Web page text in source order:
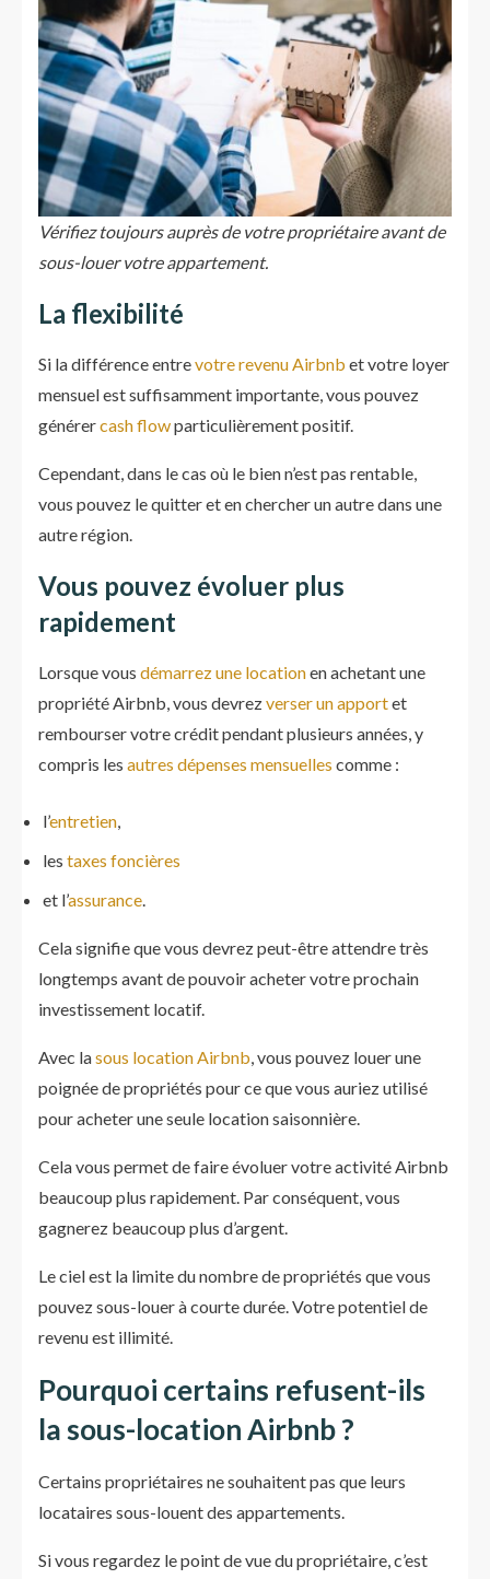
Vérifiez toujours auprès de votre propriétaire avant de
sous-louer votre appartement.
La flexibilité
Si la différence entrevotre revenu Airbnb et votre loyer
mensuel est suffisamment importante, vous pouvez
générercash flowparticulièrement positif.
Cependant, dans le cas où le bien n’est pas rentable,
vous pouvez le quitter et en chercher un autre dans une
autre région.
Vous pouvez évoluer plus
rapidement
Lorsque vous démarrez une locationen achetant une
propriété Airbnb, vous devrezverser un apportet
rembourser votre crédit pendant plusieurs années, y
compris les autres dépenses mensuelles comme :
l’entretien,
les taxes foncières
et l’assurance.
Cela signifie que vous devrez peut-être attendre très
longtemps avant de pouvoir acheter votre prochain
investissement locatif.
Avec lasous location Airbnb, vous pouvez louer une
poignée de propriétés pour ce que vous auriez utilisé
pour acheter une seule location saisonnière.
Cela vous permet de faire évoluer votre activité Airbnb
beaucoup plus rapidement. Par conséquent, vous
gagnerez beaucoup plus d’argent.
Le ciel est la limite du nombre de propriétés que vous
pouvez sous-louer à courte durée. Votre potentiel de
revenu est illimité.
Pourquoi certains refusent-ils
la sous-location Airbnb ?
Certains propriétaires ne souhaitent pas que leurs
locataires sous-louent des appartements.
Si vous regardez le point de vue du propriétaire, c’est